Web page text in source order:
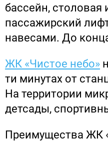
бассейн,
пассажирский
навесами. До
ЖК «Чистое небо»
ти минутах от
На территории
детсады,
Преимущества ЖК